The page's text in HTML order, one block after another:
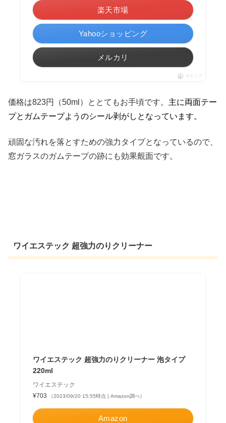
楽天市場
Yahooショッピング
メルカリ
ポチップ
価格は823円（50ml）ととてもお手頃です。 主に両面テー
プとガムテープようのシール剥がしとなっています。
頑固な汚れを落とすための強力タイプとなっているので、
窓ガラスのガムテープの跡にも効果覿面です。
ワイエステック 超強力のりクリーナー
ワイエステック 超強力のりクリーナー 泡タイプ
220ml
ワイエステック
¥703
（2023/09/20 15:55時点 | Amazon調べ）
Amazon